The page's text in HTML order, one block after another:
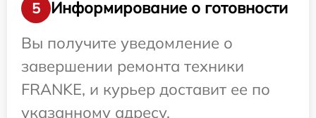
5
Информирование о готовности
Вы получите уведомление о
завершении ремонта техники
FRANKE, и курьер доставит ее по
указанному адресу.